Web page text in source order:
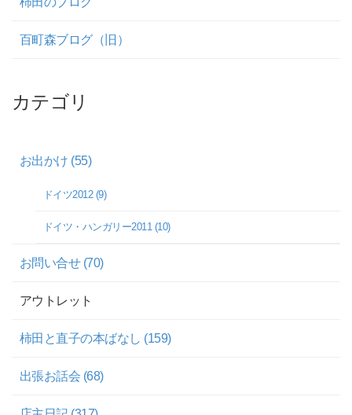
百町森ブログ（旧）
カテゴリ
お出かけ (55)
ドイツ2012 (9)
ドイツ・ハンガリー2011 (10)
お問い合せ (70)
アウトレット
柿田と直子の本ばなし (159)
出張お話会 (68)